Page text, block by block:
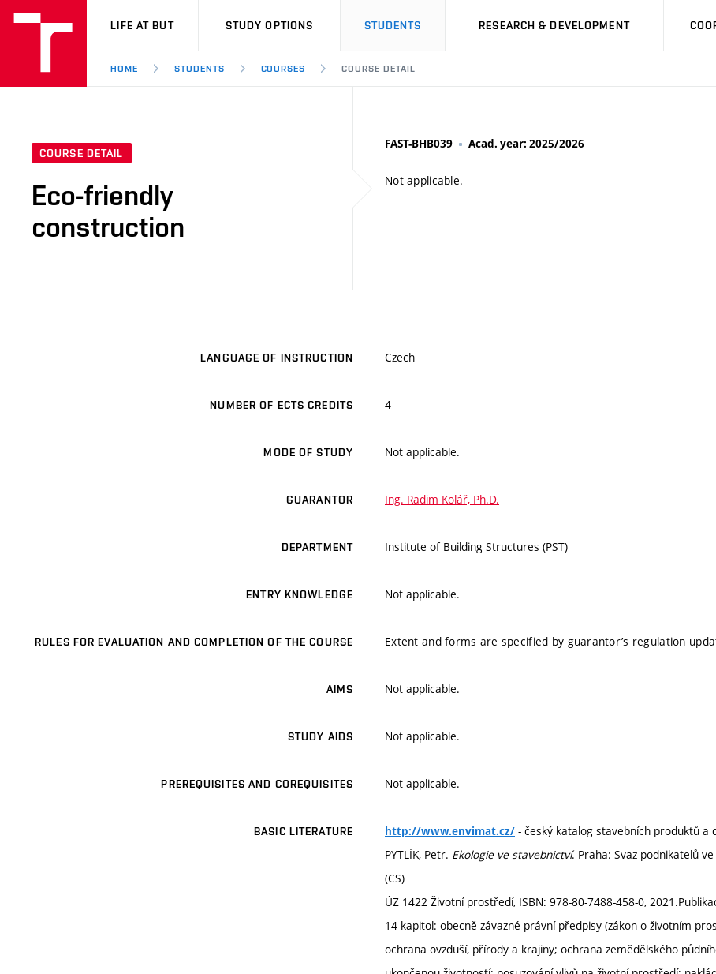
VUT
LIFE AT BUT STUDY OPTIONS STUDENTS RESEARCH & DEVELOPMENT
HOME STUDENTS COURSES COURSE DETAIL
COURSE DETAIL
Eco-friendly
construction
FAST-BHB039 Acad. year: 2025/2026
Not applicable.
LANGUAGE OF INSTRUCTION Czech
NUMBER OF ECTS CREDITS 4
MODE OF STUDY Not applicable.
GUARANTOR Ing. Radim Kolář, Ph.D.
DEPARTMENT Institute of Building Structures (PST)
ENTRY KNOWLEDGE Not applicable.
RULES FOR EVALUATION AND COMPLETION OF THE COURSE Extent and forms are specified by guarantor’s regulation
AIMS Not applicable.
STUDY AIDS Not applicable.
PREREQUISITES AND COREQUISITES Not applicable.
BASIC LITERATURE http://www.envimat.cz/ - český katalog stavebních produktů a
PYTLÍK, Petr. Ekologie ve stavebnictví. Praha: Svaz podnikatelů
(CS)
ÚZ 1422 Životní prostředí, ISBN: 978-80-7488-458-0,
14 kapitol: obecně závazné právní předpisy (zákon o životním
ochrana ovzduší, přírody a krajiny; ochrana zemědělského